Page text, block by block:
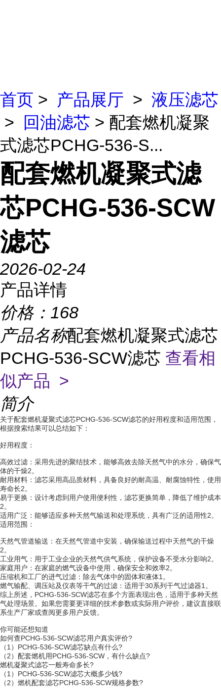
首页 > 产品展厅 > 液压滤芯
>
回油滤芯 > 配套燃机凝聚
式滤芯PCHG-536-S...
配套燃机凝聚式滤
芯PCHG-536-SCW
滤芯
2026-02-24
产品详情
价格： 168
产品名称配套燃机凝聚式滤芯
PCHG-536-SCW滤芯 查看相
似产品 >
简介
关于配套燃机凝聚式滤芯PCHG-536-SCW滤芯的好用程度和适用范围，
根据搜索结果可以总结如下：
好用程度：
高效过滤：采用先进的聚结技术，能够高效去除天然气中的水分，确保气
体的干燥2。
耐用材料：滤芯采用高品质材料，具备良好的耐高温、耐腐蚀特性，使用
寿命长2。
易于更换：设计考虑到用户使用便利性，滤芯更换简单，降低了维护成本
2。
适用广泛：能够适应多种天然气输送和处理系统，具有广泛的适用性2。
适用范围：
天然气管道输送：在天然气管道中安装，确保输送过程中天然气的干燥
2。
工业用气：用于工业企业的天然气供气系统，保护设备不受水分影响2。
家庭用户：在家庭的燃气设备中使用，确保安全和效率2。
压缩机和工厂的进气过滤：除去气体中的固体和液体1。
燃气输配、调压站及仪表等干气的过滤：适用于30系列干气过滤器1。
综上所述，PCHG-536-SCW滤芯在多个方面表现出色，适用于多种天然
气处理场景。如果您需要更详细的技术参数或实际用户评价，建议直接联
系生产厂家或查阅更多用户反馈。
你可能还想知道
如何查PCHG-536-SCW滤芯用户真实评价?
（1）PCHG-536-SCW滤芯缺点有什么?
（2）配套燃机用PCHG-536-SCW，有什么缺点?
燃机凝聚式滤芯一般寿命多长?
（1）PCHG-536-SCW滤芯大概多少钱?
（2）燃机配套滤芯PCHG-536-SCW规格参数?